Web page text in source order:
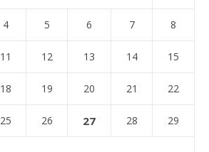
4 5 6 7 8
11 12 13 14 15
18 19 20 21 22
25 26 27 28 29